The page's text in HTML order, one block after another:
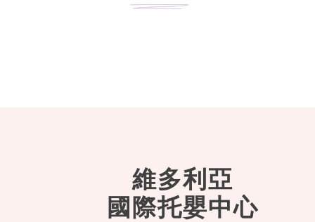
維多利亞
國際托嬰中心